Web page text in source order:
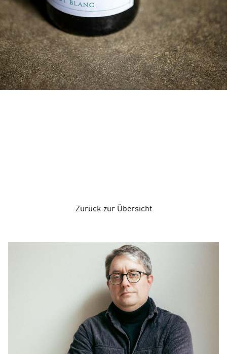
Zurück zur Übersicht